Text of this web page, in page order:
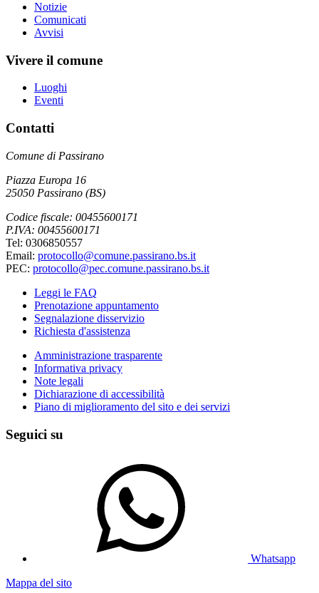
Notizie
Comunicati
Avvisi
Vivere il comune
Luoghi
Eventi
Contatti
Comune di Passirano
Piazza Europa 16
25050 Passirano (BS)
Codice fiscale: 00455600171
P.IVA: 00455600171
Tel: 0306850557
Email: protocollo@comune.passirano.bs.it
PEC: protocollo@pec.comune.passirano.bs.it
Leggi le FAQ
Prenotazione appuntamento
Segnalazione disservizio
Richiesta d'assistenza
Amministrazione trasparente
Informativa privacy
Note legali
Dichiarazione di accessibilità
Piano di miglioramento del sito e dei servizi
Seguici su
Whatsapp
Mappa del sito